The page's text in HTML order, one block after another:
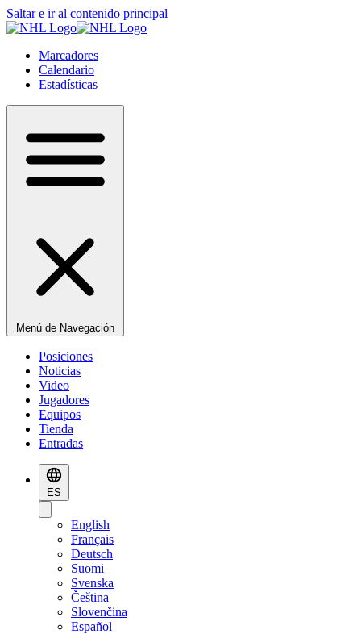
Saltar e ir al contenido principal
Marcadores
Calendario
Estadísticas
Menú de Navegación
Posiciones
Noticias
Video
Jugadores
Equipos
Tienda
Entradas
ES
English
Français
Deutsch
Suomi
Svenska
Čeština
Slovenčina
Español